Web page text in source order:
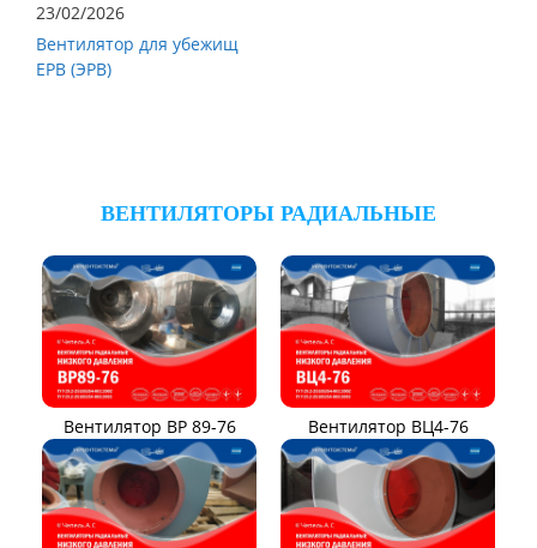
23/02/2026
Вентилятор для убежищ
ЕРВ (ЭРВ)
ВЕНТИЛЯТОРЫ РАДИАЛЬНЫЕ
Вентилятор ВР 89-76 Вентилятор ВЦ4-76